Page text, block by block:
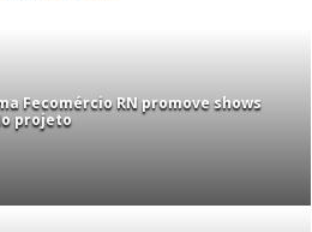
Fecomércio RN promove shows
projeto